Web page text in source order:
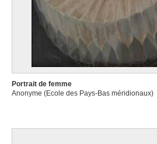
Portrait de femme
Anonyme (Ecole des Pays-Bas méridionaux)